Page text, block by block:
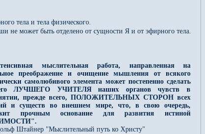
тела и тела физического.
не может быть отделено от сущности Я и от эфирного тела.
мыслительная работа, направленная на
преображение и очищение мышления от всякого
самолюбивого элемента может постепенно сделать
ЛУЧШЕГО УЧИТЕЛЯ наших органов чувств в
прежде всего, ПОЛОЖИТЕЛЬНЫХ СТОРОН всех
и существ во внешнем мире, что, в свою очередь,
прочным основание для развития истиной
Штайнер "Мыслительный путь ко Христу"